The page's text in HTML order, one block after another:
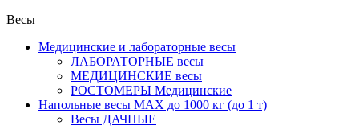
Весы
Медицинские и лабораторные весы
ЛАБОРАТОРНЫЕ весы
МЕДИЦИНСКИЕ весы
РОСТОМЕРЫ Медицинские
Напольные весы MAX до 1000 кг (до 1 т)
Весы ДАЧНЫЕ